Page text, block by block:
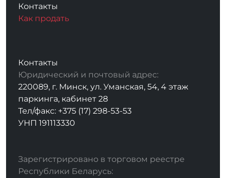
Контакты
Как продать
Контакты
Юридический и почтовый адрес:
220089, г. Минск, ул. Уманская, 54, 4 этаж
паркинга, кабинет 28
Тел/факс: +375 (17) 298-53-53
УНП 191113330
Зарегистрировано в торговом реестре
Республики Беларусь: